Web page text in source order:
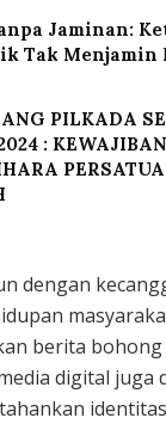
Jaminan:
Tak Menjamin
PILKADA
: KEWAJIBAN
dengan
berita
digital juga